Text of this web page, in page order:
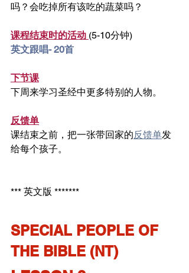
吗？会吃掉所有该吃的蔬菜吗？
课程结束时的活动 (5-10分钟)
英文跟唱- 20首
下节课
下周来学习圣经中更多特别的人物。
反馈单
课结束之前，把一张带回家的反馈单发
给每个孩子。
*** 英文版 *******
SPECIAL PEOPLE OF
THE BIBLE (NT)